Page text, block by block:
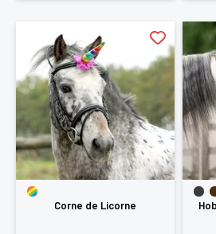
Corne de Licorne